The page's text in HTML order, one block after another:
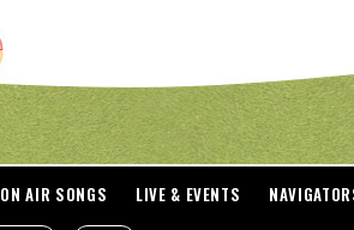
ON AIR SONGS LIVE & EVENTS